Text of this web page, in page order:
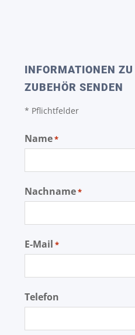
INFORMATIONEN
ZUBEHÖR SENDEN
* Pflichtfelder
Name*
Nachname*
E-Mail *
Telefon